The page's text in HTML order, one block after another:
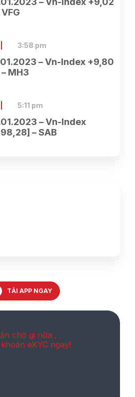
– Vn-Index +9,80
MH3
3:58 pm
– Vn-Index
– SAB
5:11 pm
TẢI APP NGAY
chờ gi nữa ,
eKYC ngay!